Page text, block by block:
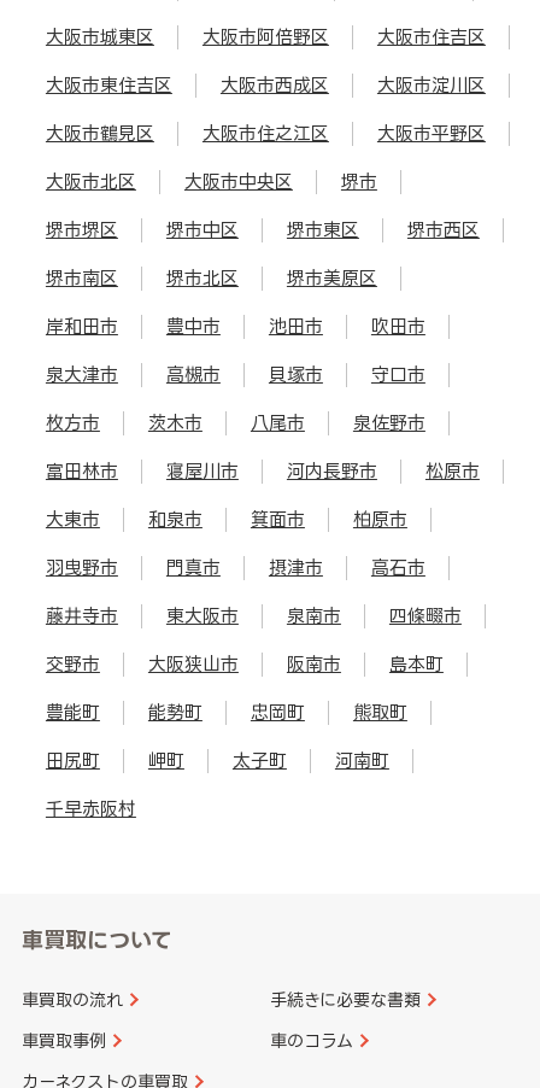
大阪市城東区 大阪市阿倍野区 大阪市住吉区
大阪市東住吉区 大阪市西成区 大阪市淀川区
大阪市鶴見区 大阪市住之江区 大阪市平野区
大阪市北区 大阪市中央区 堺市
堺市堺区 堺市中区 堺市東区 堺市西区
堺市南区 堺市北区 堺市美原区
岸和田市 豊中市 池田市 吹田市
泉大津市 高槻市 貝塚市 守口市
枚方市 茨木市 八尾市 泉佐野市
富田林市 寝屋川市 河内長野市 松原市
大東市 和泉市 箕面市 柏原市
羽曳野市 門真市 摂津市 高石市
藤井寺市 東大阪市 泉南市 四條畷市
交野市 大阪狭山市 阪南市 島本町
豊能町 能勢町 忠岡町 熊取町
田尻町 岬町 太子町 河南町
千早赤阪村
車買取について
車買取の流れ 手続きに必要な書類
車買取事例 車のコラム
カーネクストの車買取